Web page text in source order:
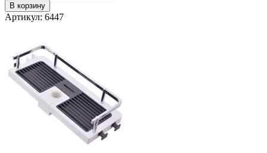
В корзину
Артикул: 6447